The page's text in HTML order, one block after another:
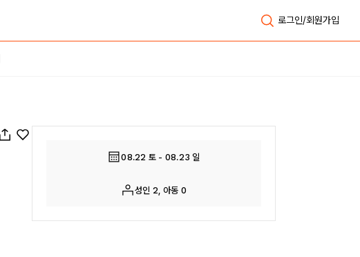
로그인/회원가입
08.22 토 - 08.23 일
성인 2, 아동 0